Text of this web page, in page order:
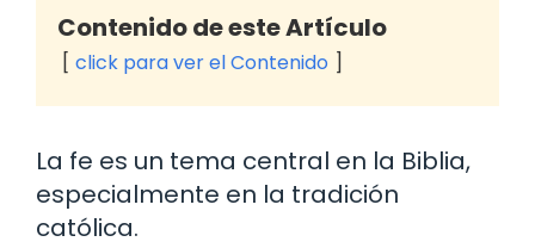
Contenido de este Artículo
click para ver el Contenido
La fe es un tema central en la Biblia,
especialmente en la tradición
católica.